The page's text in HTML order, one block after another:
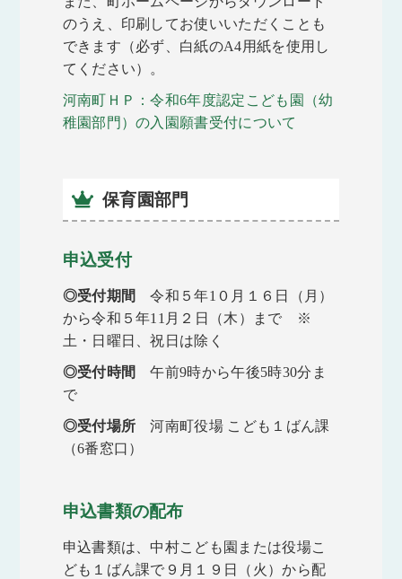
のうえ、印刷してお使いいただくことも
できます（必ず、白紙のA4用紙を使用し
てください）。
河南町ＨＰ：令和6年度認定こども園（幼
稚園部門）の入園願書受付について
保育園部門
申込受付
◎受付期間
令和５年1０月１６日（月）
から令和５年11月２日（木）まで ※
土・日曜日、祝日は除く
◎受付時間
午前9時から午後5時30分ま
で
◎受付場所 河南町役場 こども１ばん課
（6番窓口）
申込書類の配布
申込書類は、中村こども園または役場こ
ども１ばん課で９月１９日（火）から配